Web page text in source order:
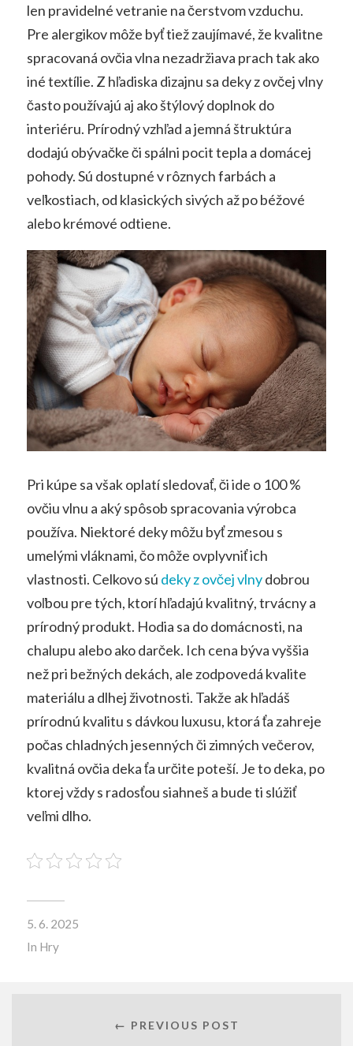
len pravidelné vetranie na čerstvom vzduchu.
Pre alergikov môže byť tiež zaujímavé, že kvalitne
spracovaná ovčia vlna nezadržiava prach tak ako
iné textílie. Z hľadiska dizajnu sa deky z ovčej vlny
často používajú aj ako štýlový doplnok do
interiéru. Prírodný vzhľad a jemná štruktúra
dodajú obývačke či spálni pocit tepla a domácej
pohody. Sú dostupné v rôznych farbách a
veľkostiach, od klasických sivých až po béžové
alebo krémové odtiene.
Pri kúpe sa však oplatí sledovať, či ide o 100 %
ovčiu vlnu a aký spôsob spracovania výrobca
používa. Niektoré deky môžu byť zmesou s
umelými vláknami, čo môže ovplyvniť ich
vlastnosti. Celkovo sú deky z ovčej vlnydobrou
voľbou pre tých, ktorí hľadajú kvalitný, trvácny a
prírodný produkt. Hodia sa do domácnosti, na
chalupu alebo ako darček. Ich cena býva vyššia
než pri bežných dekách, ale zodpovedá kvalite
materiálu a dlhej životnosti. Takže ak hľadáš
prírodnú kvalitu s dávkou luxusu, ktorá ťa zahreje
počas chladných jesenných či zimných večerov,
kvalitná ovčia deka ťa určite poteší. Je to deka, po
ktorej vždy s radosťou siahneš a bude ti slúžiť
veľmi dlho.
5. 6. 2025
In Hry
← PREVIOUS POST